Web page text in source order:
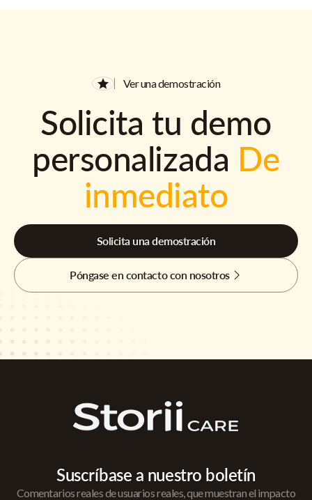
Ver una demostración
Solicita tu demo
personalizada De
inmediato
Solicita una demostración
Póngase en contacto con nosotros
Suscríbase a nuestro boletín
Comentarios reales de usuarios reales, que muestran el impacto